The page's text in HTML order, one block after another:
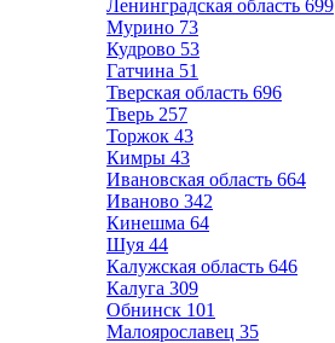
Ленинградская область 699
Мурино 73
Кудрово 53
Гатчина 51
Тверская область 696
Тверь 257
Торжок 43
Кимры 43
Ивановская область 664
Иваново 342
Кинешма 64
Шуя 44
Калужская область 646
Калуга 309
Обнинск 101
Малоярославец 35